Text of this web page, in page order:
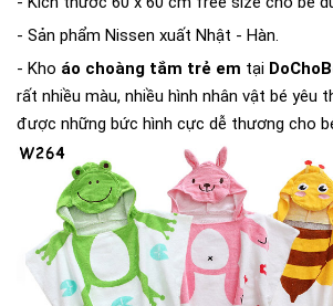
- Sản phẩm Nissen xuất Nhật - Hàn.
- Kho áo choàng tắm trẻ em tại
rất nhiều màu, nhiều hình nhân vật bé yêu
được những bức hình cực dễ thương cho